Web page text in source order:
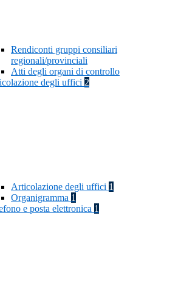
Rendiconti gruppi consiliari
regionali/provinciali
Atti degli organi di controllo
degli uffici 2
Articolazione degli uffici 1
Organigramma 1
e posta elettronica 1